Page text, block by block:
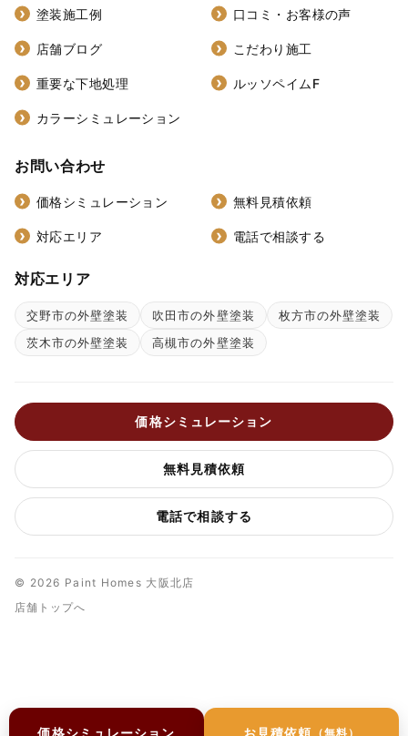
価格シミュレーション お見積依頼 （無料）
塗装施工例 口コミ・お客様の声
店舗ブログ こだわり施工
重要な下地処理 ルッソペイムF
カラーシミュレーション
お問い合わせ
価格シミュレーション 無料見積依頼
対応エリア 電話で相談する
対応エリア
交野市の外壁塗装 吹田市の外壁塗装
枚方市の外壁塗装
茨木市の外壁塗装
高槻市の外壁塗装
価格シミュレーション
無料見積依頼
電話で相談する
© 2026 Paint Homes 大阪北店
店舗トップへ